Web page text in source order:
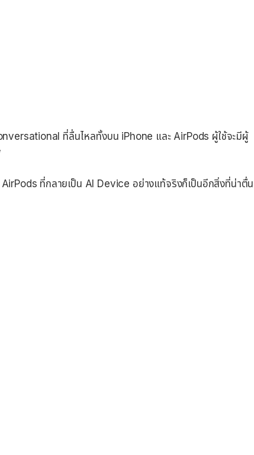
ที่ลื่นไหลทั้งบน iPhone และ AirPods ผู้ใช้จะมีผู้
ที่กลายเป็น AI Device อย่างแท้จริงก็เป็นอีกสิ่งที่น่าตื่น